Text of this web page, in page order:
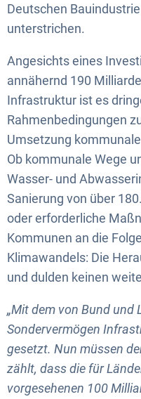
Deutschen
unterstrichen.
Angesichts eines
annähernd 190
Infrastruktur ist es
Rahmenbedingungen
Umsetzung
Ob kommunale Wege
Wasser- und
Sanierung von über
oder erforderliche
Kommunen an die
Klimawandels: Die
und dulden keinen
„Mit dem von Bund und
Sondervermögen
gesetzt. Nun müssen
zählt, dass die für
vorgesehenen 100